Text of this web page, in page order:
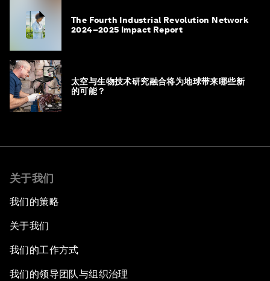
The Fourth Industrial Revolution Network
2024–2025 Impact Report
太空与生物技术研究融合将为地球带来哪些新
的可能？
关于我们
我们的策略
关于我们
我们的工作方式
我们的领导团队与组织治理